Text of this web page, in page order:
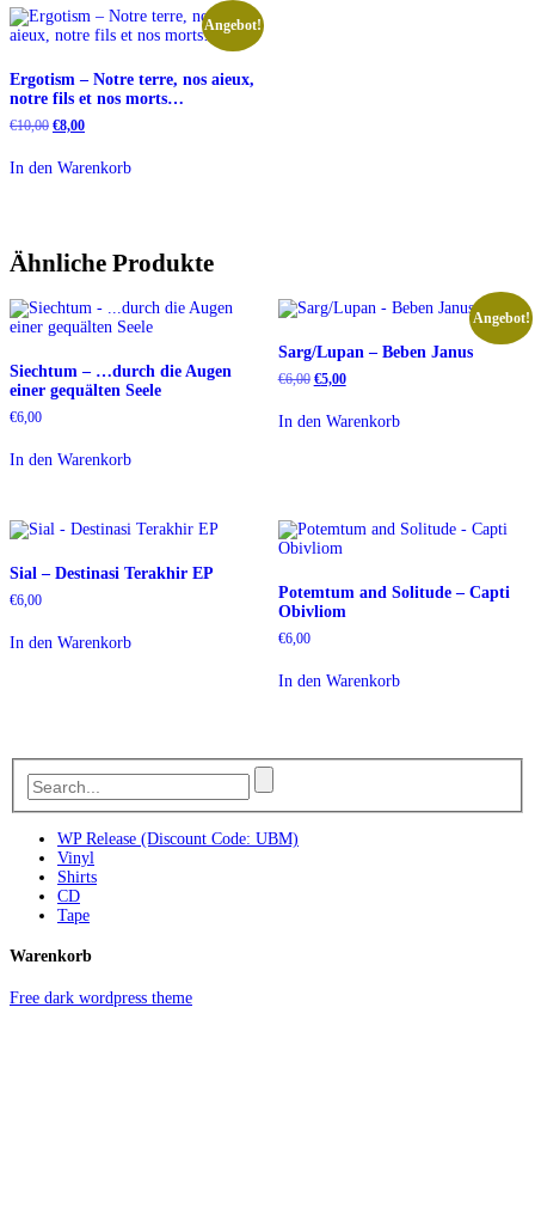
Angebot!
Ergotism – Notre terre, nos aieux,
notre fils et nos morts…
€10,00 Ursprünglicher
war:
€10,00
€8,00Aktueller
€8,00.
In den Warenkorb
Ähnliche Produkte
Siechtum – …durch die Augen
einer gequälten Seele
€6,00
In den Warenkorb
Angebot!
Sarg/Lupan – Beben Janus
€6,00 Ursprünglicher
war:
€6,00
€5,00Aktueller
€5,00.
In den Warenkorb
Sial – Destinasi Terakhir EP
€6,00
In den Warenkorb
Potemtum and Solitude – Capti
Obivliom
€6,00
In den Warenkorb
WP Release (Discount Code: UBM)
Vinyl
Shirts
CD
Tape
Warenkorb
Free dark wordpress theme